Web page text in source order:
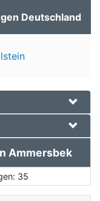
Deutschland
Ammersbek
35